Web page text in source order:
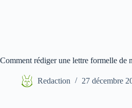
Comment rédiger une lettre formelle de
Redaction 27 décembre